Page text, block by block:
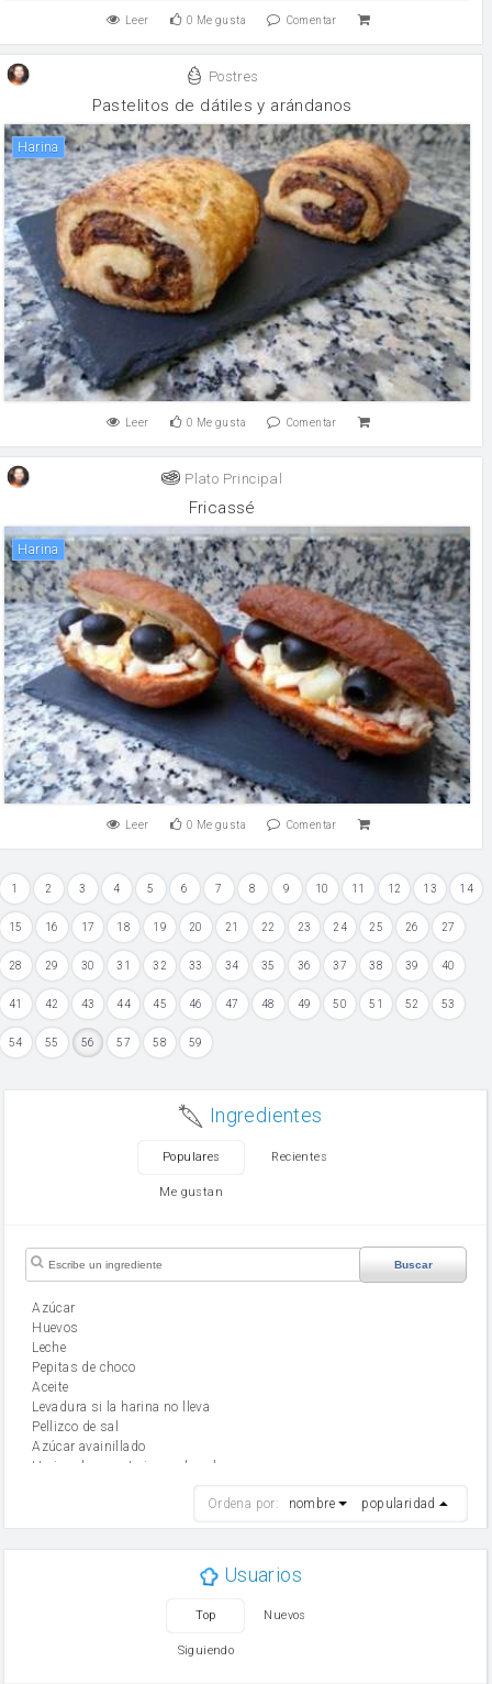
Leer 0 Me gusta Comentar
Postres
Pastelitos de dátiles y arándanos
harina
Leer 0 Me gusta Comentar
Plato Principal
Fricassé
harina
Leer 0 Me gusta Comentar
1 2 3 4 5 6 7 8 9 10 11 12 13 14
15 16 17 18 19 20 21 22 23 24 25 26 27
28 29 30 31 32 33 34 35 36 37 38 39 40
41 42 43 44 45 46 47 48 49 50 51 52 53
54 55 56 57 58 59
Ingredientes
Populares Recientes
Me gustan
Buscar
Azúcar
huevos
leche
Pepitas de choco
aceite
Levadura si la harina no lleva
Pellizco de sal
Azúcar avainillado
Harina de reposteria con levadura
mantequilla
Ordena por: nombre popularidad
Usuarios
Top Nuevos
Siguiendo